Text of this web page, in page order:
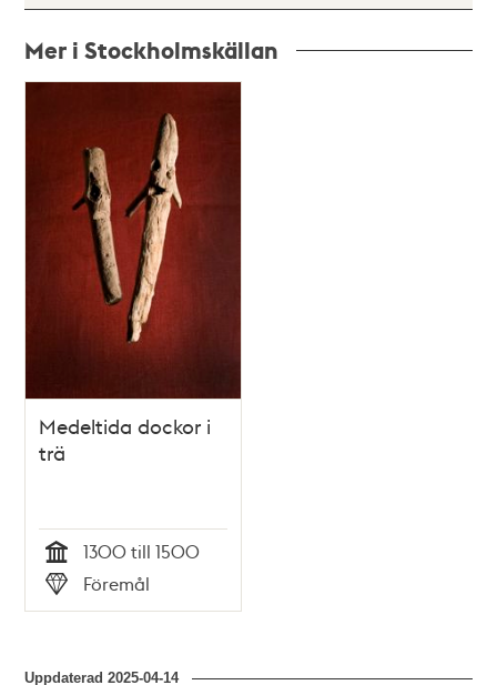
Mer i Stockholmskällan
Medeltida dockor i
trä
Tid
1300 till 1500
Typ
Föremål
Uppdaterad2025-04-14